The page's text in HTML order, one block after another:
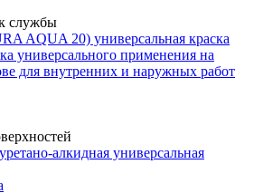
службы
AQUA 20) универсальная краска
универсального применения на
для внутренних и наружных работ
алкидная универсальная